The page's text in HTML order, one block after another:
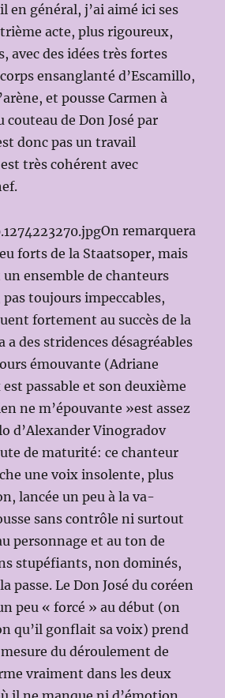
en général, j’ai aimé ici ses
acte, plus rigoureux,
avec des idées très fortes
ensanglanté d’Escamillo,
et pousse Carmen à
couteau de Don José par
donc pas un travail
très cohérent avec
On remarquera
forts de la Staatsoper, mais
ensemble de chanteurs
toujours impeccables,
fortement au succès de la
a des stridences désagréables
émouvante (Adriane
passable et son deuxième
ne m’épouvante »est assez
d’Alexander Vinogradov
de maturité: ce chanteur
une voix insolente, plus
lancée un peu à la va-
sans contrôle ni surtout
personnage et au ton de
stupéfiants, non dominés,
passe. Le Don José du coréen
peu « forcé » au début (on
qu’il gonflait sa voix) prend
du déroulement de
vraiment dans les deux